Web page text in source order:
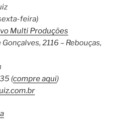
feira)
Multi Produções
2116 – Rebouças,
(compre aqui)